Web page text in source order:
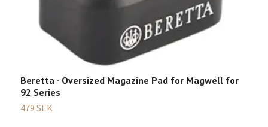
Beretta - Oversized Magazine Pad for Magwell for
92 Series
479 SEK